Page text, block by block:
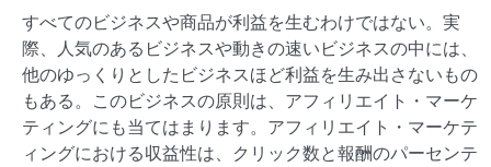
すべてのビジネスや商品が利益を生むわけではない。実
際、人気のあるビジネスや動きの速いビジネスの中には、
他のゆっくりとしたビジネスほど利益を生み出さないもの
もある。このビジネスの原則は、アフィリエイト・マーケ
ティングにも当てはまります。アフィリエイト・マーケテ
ィングにおける収益性は、クリック数と報酬のパーセンテ